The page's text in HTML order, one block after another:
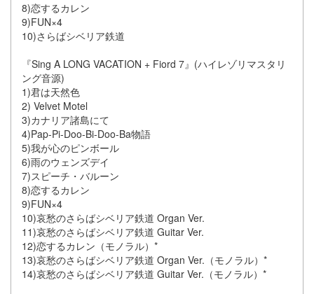
8)恋するカレン
9)FUN×4
10)さらばシベリア鉄道
『Sing A LONG VACATION + Fiord 7』(ハイレゾリマスタリ
ング音源)
1)君は天然色
2) Velvet Motel
3)カナリア諸島にて
4)Pap-Pi-Doo-Bi-Doo-Ba物語
5)我が心のピンボール
6)雨のウェンズデイ
7)スピーチ・バルーン
8)恋するカレン
9)FUN×4
10)哀愁のさらばシベリア鉄道 Organ Ver.
11)哀愁のさらばシベリア鉄道 Guitar Ver.
12)恋するカレン（モノラル）*
13)哀愁のさらばシベリア鉄道 Organ Ver.（モノラル）*
14)哀愁のさらばシベリア鉄道 Guitar Ver.（モノラル）*